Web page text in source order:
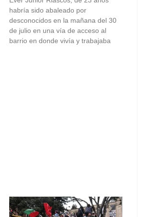
habría sido abaleado por
desconocidos en la mañana del 30
de julio en una vía de acceso al
barrio en donde vivía y trabajaba